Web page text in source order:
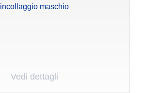
incollaggio maschio
Vedi dettagli